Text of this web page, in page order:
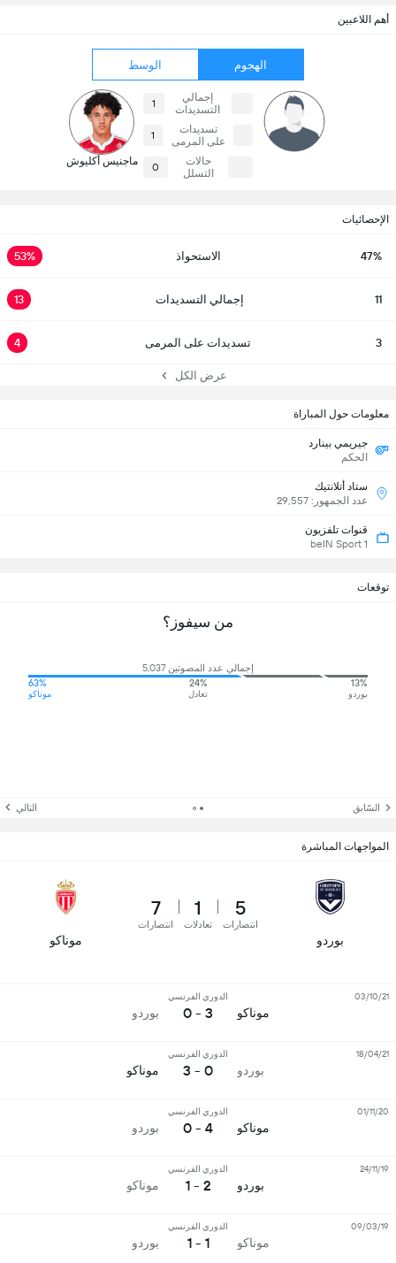
أهم اللاعبين
الهجوم الوسط
إجمالي
التسديدات
1
تسديدات
على المرمى
1
حالات
التسلل
0 ماجنيس أكليوش
الإحصائيات
47% الاستحواذ 53%
11 إجمالي التسديدات 13
3 تسديدات على المرمى 4
عرض الكل
معلومات حول المباراة
جيريمي بينارد
الحكم
ستاد أتلانتيك
عدد الجمهور: 29,557
قنوات تلفزيون
beIN Sport 1
توقعات
من سيفوز؟
إجمالي عدد المصوتين 5,037
13%
بوردو
24%
تعادل
63%
موناكو
السّابق التالي
المواجهات المباشرة
بوردو
5
انتصارات
1
تعادلات
7
انتصارات
موناكو
موناكو
الدوري الفرنسي
3 - 0 بوردو
03/10/21
بوردو
الدوري الفرنسي
0 - 3 موناكو
18/04/21
موناكو
الدوري الفرنسي
4 - 0 بوردو
01/11/20
بوردو
الدوري الفرنسي
2 - 1 موناكو
24/11/19
موناكو
الدوري الفرنسي
1 - 1 بوردو
09/03/19